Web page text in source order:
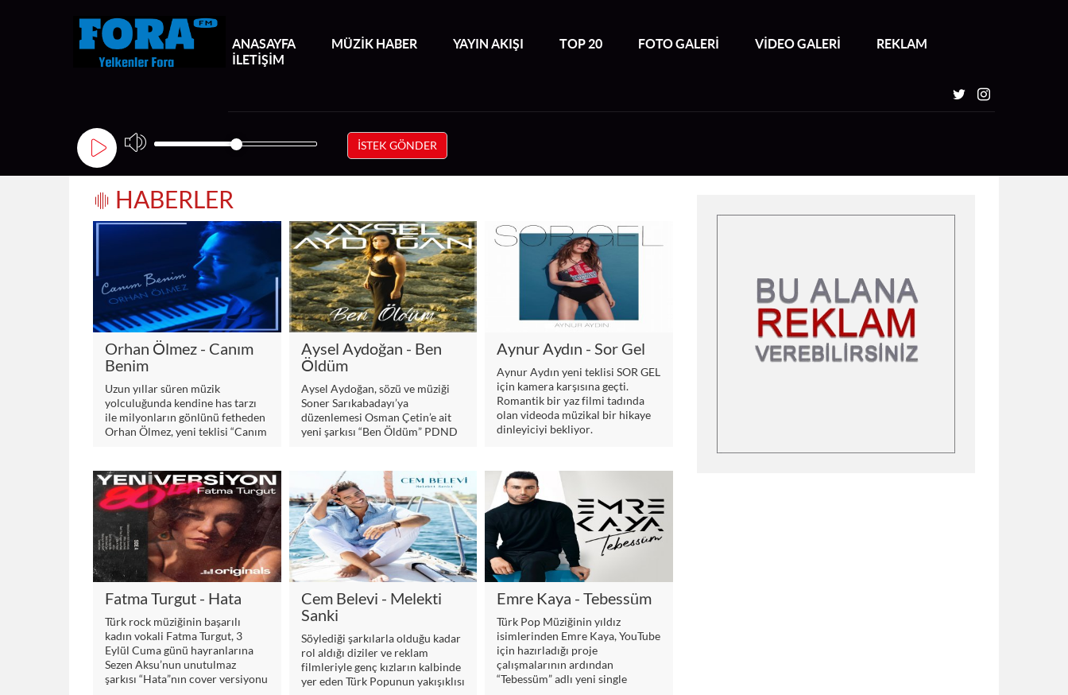
ANASAYFA MÜZİK HABER YAYIN AKIŞI TOP 20 FOTO GALERİ VİDEO GALERİ
REKLAM
İLETİŞİM
İSTEK GÖNDER
HABERLER
Orhan Ölmez - Canım
Benim
Uzun yıllar süren müzik
yolculuğunda kendine has tarzı
ile milyonların gönlünü fetheden
Orhan Ölmez, yeni teklisi “Canım
Aysel Aydoğan - Ben
Öldüm
Aysel Aydoğan, sözü ve müziği
Soner Sarıkabadayı’ya
düzenlemesi Osman Çetin’e ait
yeni şarkısı “Ben Öldüm” PDND
prodüktörlüğünde hazırlanan
projede Aysel Aydoğan,
dinleyicileri slow bir şarkıyla
karşıladı.
Aynur Aydın - Sor Gel
Aynur Aydın yeni teklisi SOR GEL
için kamera karşısına geçti.
Romantik bir yaz filmi tadında
olan videoda müzikal bir hikaye
dinleyiciyi bekliyor.
Fatma Turgut - Hata
Türk rock müziğinin başarılı
kadın vokali Fatma Turgut, 3
Eylül Cuma günü hayranlarına
Sezen Aksu’nun unutulmaz
şarkısı “Hata”nın cover versiyonu
Cem Belevi - Melekti
Sanki
Söylediği şarkılarla olduğu kadar
rol aldığı diziler ve reklam
filmleriyle genç kızların kalbinde
yer eden Türk Popunun yakışıklısı
Emre Kaya - Tebessüm
Türk Pop Müziğinin yıldız
isimlerinden Emre Kaya, YouTube
için hazırladığı proje
çalışmalarının ardından
“Tebessüm” adlı yeni single